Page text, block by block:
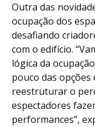
Outra das
ocupação dos
desafiando
com o edifício.
lógica da
pouco das opções
reestruturar o
espectadores
performances”,